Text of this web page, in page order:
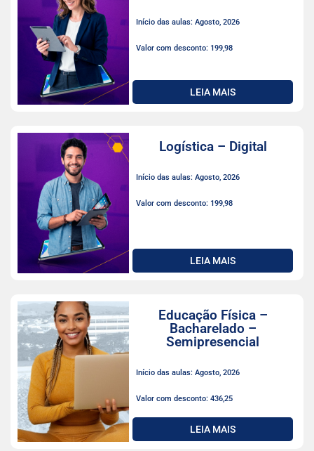
Início das aulas: Agosto, 2026
Valor com desconto: 199,98
LEIA MAIS
Logística – Digital
Início das aulas: Agosto, 2026
Valor com desconto: 199,98
LEIA MAIS
Educação Física –
Bacharelado –
Semipresencial
Início das aulas: Agosto, 2026
Valor com desconto: 436,25
LEIA MAIS